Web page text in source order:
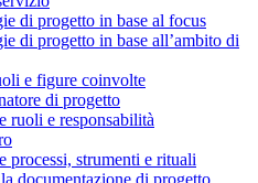
di progetto in base al focus
di progetto in base all’ambito di
e figure coinvolte
di progetto
ruoli e responsabilità
processi, strumenti e rituali
documentazione di progetto